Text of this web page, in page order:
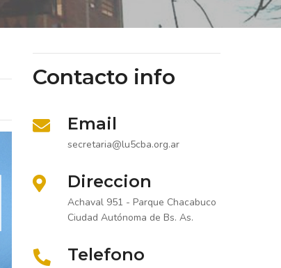
Contacto info
Email
secretaria@lu5cba.org.ar
Direccion
Achaval 951 - Parque Chacabuco
Ciudad Autónoma de Bs. As.
Telefono